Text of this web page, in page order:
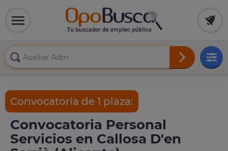
Convocatoria de 1 plaza:
Convocatoria Personal
Servicios en Callosa D'en